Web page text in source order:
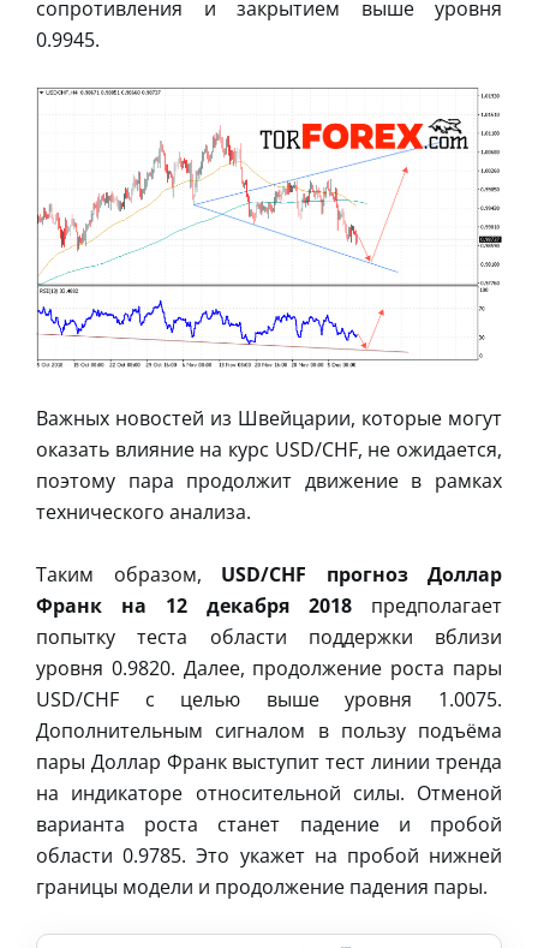
сопротивления и закрытием выше уровня
0.9945.
Важных новостей из Швейцарии, которые могут
оказать влияние на курс USD/CHF, не ожидается,
поэтому пара продолжит движение в рамках
технического анализа.
Таким образом, USD/CHF прогноз Доллар
Франк на 12 декабря 2018 предполагает
попытку теста области поддержки вблизи
уровня 0.9820. Далее, продолжение роста пары
USD/CHF с целью выше уровня 1.0075.
Дополнительным сигналом в пользу подъёма
пары Доллар Франк выступит тест линии тренда
на индикаторе относительной силы. Отменой
варианта роста станет падение и пробой
области 0.9785. Это укажет на пробой нижней
границы модели и продолжение падения пары.